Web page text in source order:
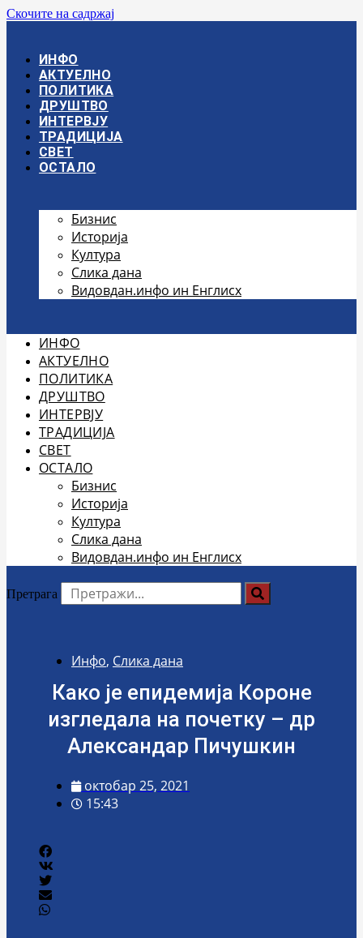
Скочите на садржај
ИНФО
АКТУЕЛНО
ПОЛИТИКА
ДРУШТВО
ИНТЕРВЈУ
ТРАДИЦИЈА
СВЕТ
ОСТАЛО
Бизнис
Историја
Култура
Слика дана
Видовдан.инфо ин Енглисх
ИНФО
АКТУЕЛНО
ПОЛИТИКА
ДРУШТВО
ИНТЕРВЈУ
ТРАДИЦИЈА
СВЕТ
ОСТАЛО
Бизнис
Историја
Култура
Слика дана
Видовдан.инфо ин Енглисх
Претрага
Инфо, Слика дана
Како је епидемија Короне
изгледала на почетку – др
Александар Пичушкин
октобар 25, 2021
15:43